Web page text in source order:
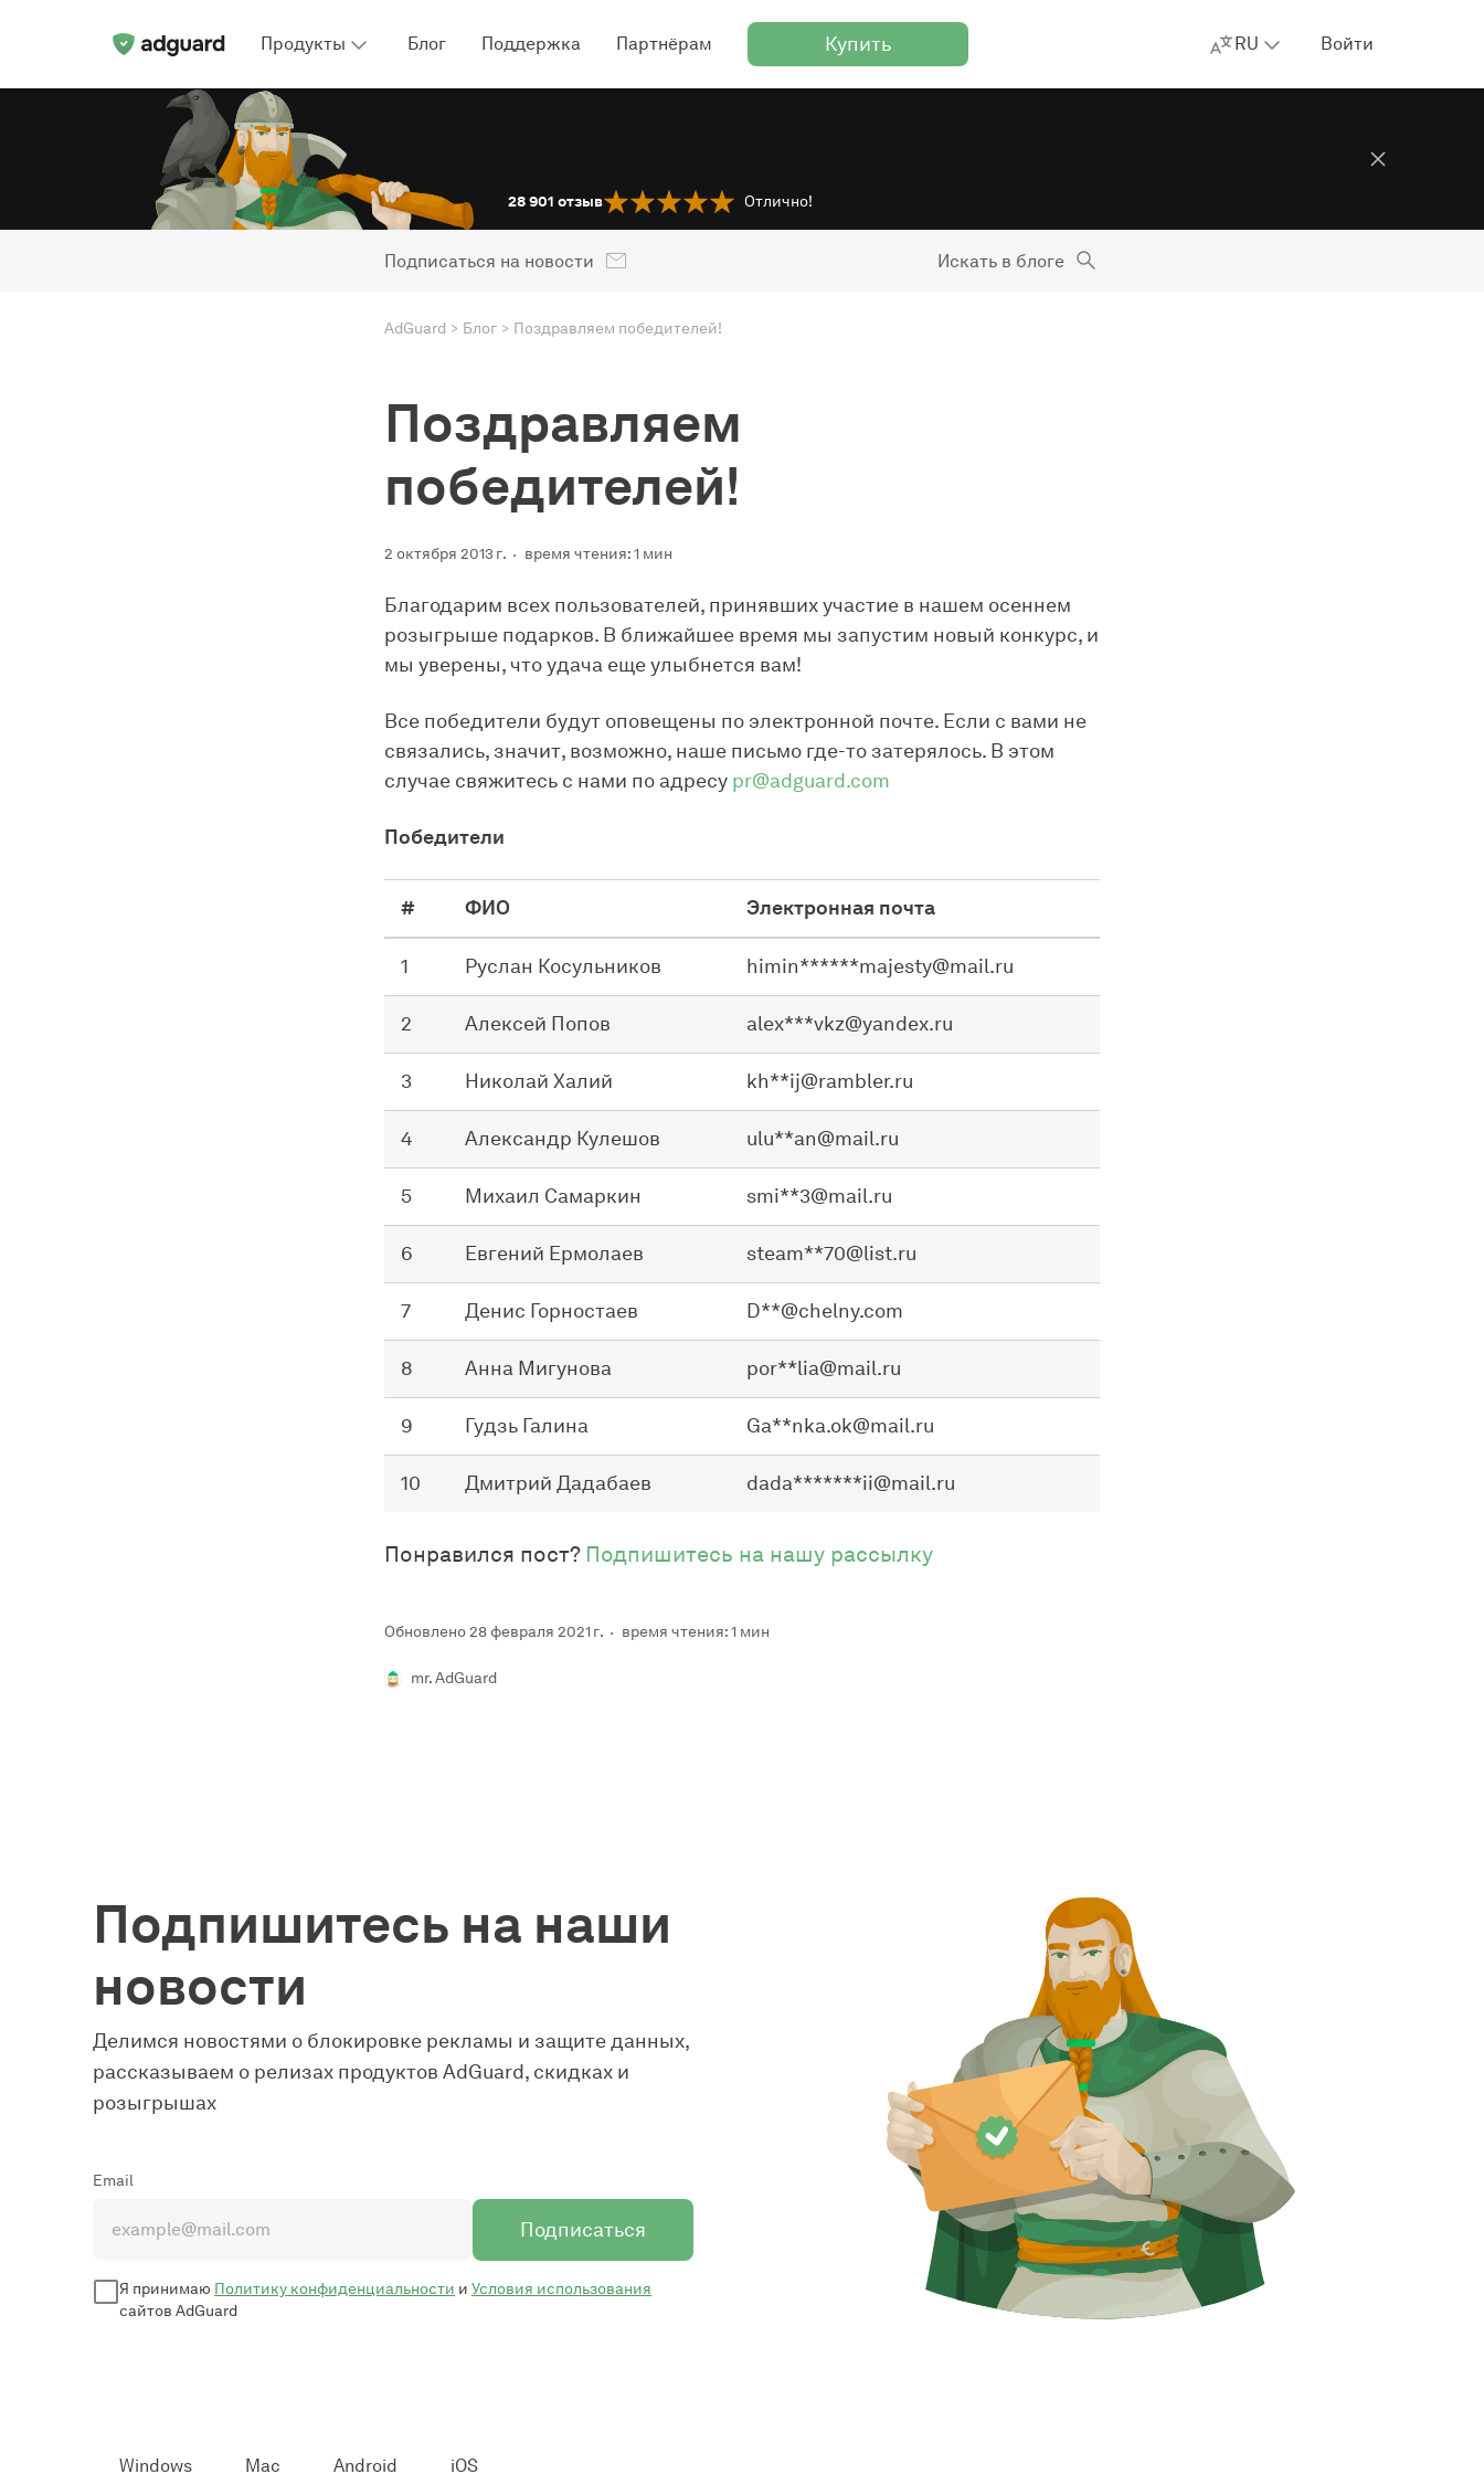
Продукты Блог Поддержка Партнёрам Купить RU Войти
28 901 отзыв Отлично!
Подписаться на новости Искать в блоге
AdGuard Блог Поздравляем победителей!
Поздравляем
победителей!
2 октября 2013 г. время чтения: 1 мин
Благодарим всех пользователей, принявших участие в нашем осеннем
розыгрыше подарков. В ближайшее время мы запустим новый конкурс, и
мы уверены, что удача еще улыбнется вам!
Все победители будут оповещены по электронной почте. Если с вами не
связались, значит, возможно, наше письмо где-то затерялось. В этом
случае свяжитесь с нами по адресу pr@adguard.com
Победители
# ФИО Электронная почта
1 Руслан Косульников himin******majesty@mail.ru
2 Алексей Попов alex***vkz@yandex.ru
3 Николай Халий kh**ij@rambler.ru
4 Александр Кулешов ulu**an@mail.ru
5 Михаил Самаркин smi**3@mail.ru
6 Евгений Ермолаев steam**70@list.ru
7 Денис Горностаев D**@chelny.com
8 Анна Мигунова por**lia@mail.ru
9 Гудзь Галина Ga**nka.ok@mail.ru
10 Дмитрий Дадабаев dada*******ii@mail.ru
Понравился пост? Подпишитесь на нашу рассылку
Обновлено 28 февраля 2021 г. время чтения: 1 мин
mr. AdGuard
Подпишитесь на наши
новости
Делимся новостями о блокировке рекламы и защите данных,
рассказываем о релизах продуктов AdGuard, скидках и
розыгрышах
Email
Подписаться
Я принимаю Политику конфиденциальности и Условия использования
сайтов AdGuard
Windows Mac Android iOS